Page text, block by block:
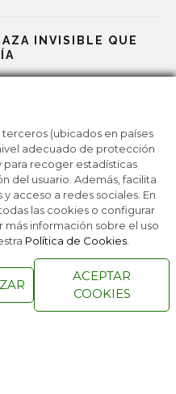
(ubicados en países
adecuado de protección
para recoger estadísticas
del usuario. Además, facilita
acceso a redes sociales. En
las cookies o configurar
información sobre el uso
Política de Cookies
ACEPTAR
COOKIES
INVISIBLE QUE
PRIORITARIO
ACCIDENTES
DEL RACE,
EUROPEO 2025
LOS DERECHOS